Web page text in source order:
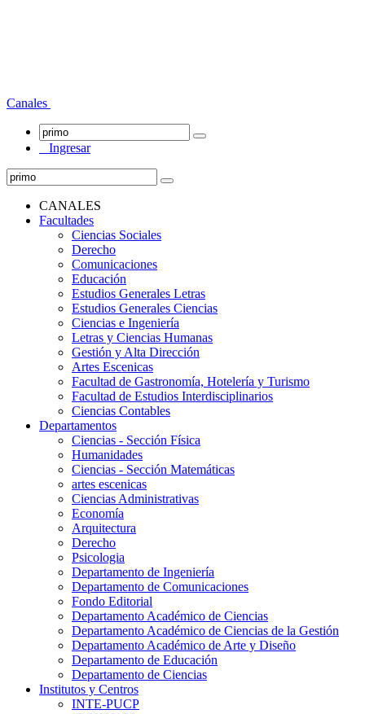
Canales
Ingresar
CANALES
Facultades
Ciencias Sociales
Derecho
Comunicaciones
Educación
Estudios Generales Letras
Estudios Generales Ciencias
Ciencias e Ingeniería
Letras y Ciencias Humanas
Gestión y Alta Dirección
Artes Escenicas
Facultad de Gastronomía, Hotelería y Turismo
Facultad de Estudios Interdisciplinarios
Ciencias Contables
Departamentos
Ciencias - Sección Física
Humanidades
Ciencias - Sección Matemáticas
artes escenicas
Ciencias Administrativas
Economía
Arquitectura
Derecho
Psicologia
Departamento de Ingeniería
Departamento de Comunicaciones
Fondo Editorial
Departamento Académico de Ciencias
Departamento Académico de Ciencias de la Gestión
Departamento Académico de Arte y Diseño
Departamento de Educación
Departamento de Ciencias
Institutos y Centros
INTE-PUCP